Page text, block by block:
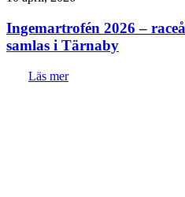
Ingemartrofén 2026 –
samlas i Tärnaby
Läs mer